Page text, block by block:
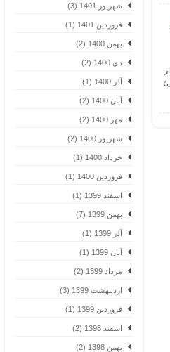
شهریور 1401 (3)
فروردین 1401 (1)
بهمن 1400 (2)
دی 1400 (2)
آذر 1400 (1)
آبان 1400 (2)
مهر 1400 (2)
شهریور 1400 (2)
خرداد 1400 (1)
فروردین 1400 (1)
اسفند 1399 (1)
بهمن 1399 (7)
آذر 1399 (1)
آبان 1399 (1)
مرداد 1399 (2)
اردیبهشت 1399 (3)
فروردین 1399 (1)
اسفند 1398 (2)
بهمن 1398 (2)